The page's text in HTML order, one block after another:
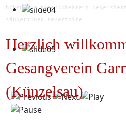
hohenlohe hohenlohekreis
sängerinnen repertoire
Herzlich
Gesangverein
(Künzelsau)